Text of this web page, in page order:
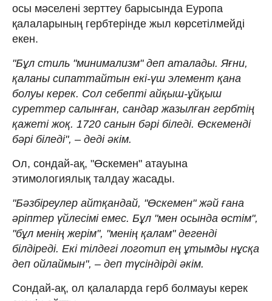
осы мәселені зерттеу барысында Еуропа
қалаларының гербтерінде жыл көрсетілмейді
екен.
"Бұл стиль "минимализм" деп аталады. Яғни,
қаланы сипаттайтын екі-үш элемент қана
болуы керек. Сол себепті айқыш-ұйқыш
суреттер салынған, сандар жазылған гербтің
қажеті жоқ. 1720 санын бәрі біледі. Өскеменді
бәрі біледі", – деді әкім.
Ол, сондай-ақ, "Өскемен" атауына
этимологиялық талдау жасады.
"Бәзбіреулер айтқандай, "Өскемен" жәй ғана
әріптер үйлесімі емес. Бұл "мен осында өстім",
"бұл менің жерім", "менің қалам" дегенді
білдіреді. Екі тілдегі логотип ең ұтымды нұсқа
деп ойлаймын", – деп түсіндірді әкім.
Сондай-ақ, ол қалаларда герб болмауы керек